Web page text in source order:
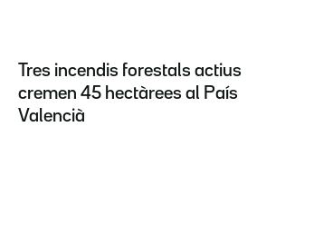
Tres incendis forestals actius
cremen 45 hectàrees al País
Valencià